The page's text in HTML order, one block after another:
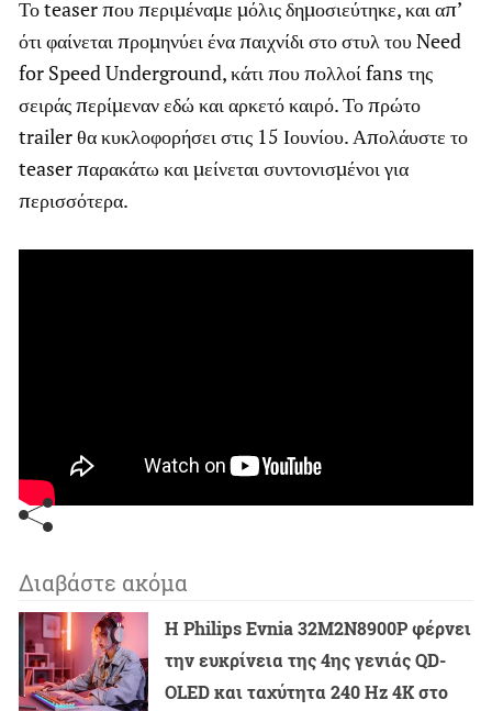
Το teaser που περιμέναμε μόλις δημοσιεύτηκε, και απ’
ότι φαίνεται προμηνύει ένα παιχνίδι στο στυλ του Need
for Speed Underground, κάτι που πολλοί fans της
σειράς περίμεναν εδώ και αρκετό καιρό. Το πρώτο
trailer θα κυκλοφορήσει στις 15 Ιουνίου. Απολάυστε το
teaser παρακάτω και μείνεται συντονισμένοι για
περισσότερα.
Διαβάστε ακόμα
Η Philips Evnia 32M2N8900P φέρνει
την ευκρίνεια της 4ης γενιάς QD-
OLED και ταχύτητα 240 Hz 4K στο